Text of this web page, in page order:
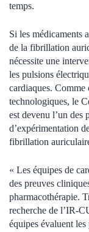
temps.
Si les médicaments
de la fibrillation
nécessite une
les pulsions
cardiaques. Comme
technologiques, le
est devenu l’un des
d’expérimentation
fibrillation
« Les équipes de
des preuves
pharmacothérapie.
recherche de l’IR-
équipes évaluent les